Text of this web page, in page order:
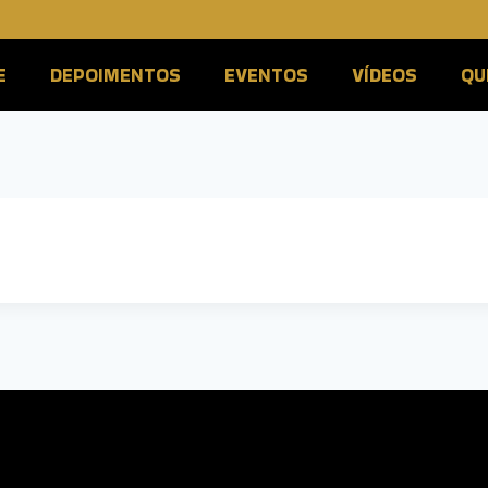
DEPOIMENTOS EVENTOS VÍDEOS